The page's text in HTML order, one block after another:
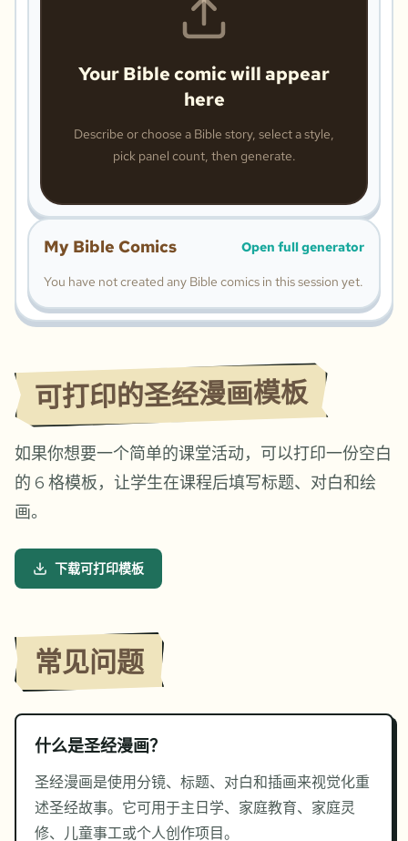
Your Bible comic will appear
here
Describe or choose a Bible story, select a style,
pick panel count, then generate.
My Bible Comics Open full generator
You have not created any Bible comics in this session yet.
可打印的圣经漫画模板
如果你想要一个简单的课堂活动，可以打印一份空白
的 6 格模板，让学生在课程后填写标题、对白和绘
画。
下载可打印模板
常见问题
什么是圣经漫画？
圣经漫画是使用分镜、标题、对白和插画来视觉化重
述圣经故事。它可用于主日学、家庭教育、家庭灵
修、儿童事工或个人创作项目。